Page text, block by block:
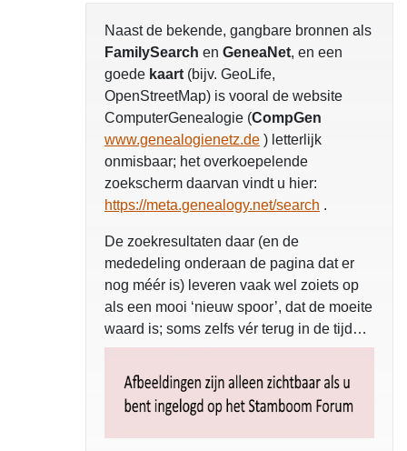
Naast de bekende, gangbare bronnen als
FamilySearch en GeneaNet, en een
goede kaart (bijv. GeoLife,
OpenStreetMap) is vooral de website
ComputerGenealogie (CompGen
www.genealogienetz.de ) letterlijk
onmisbaar; het overkoepelende
zoekscherm daarvan vindt u hier:
https://meta.genealogy.net/search .
De zoekresultaten daar (en de
mededeling onderaan de pagina dat er
nog méér is) leveren vaak wel zoiets op
als een mooi ‘nieuw spoor’, dat de moeite
waard is; soms zelfs vér terug in de tijd…